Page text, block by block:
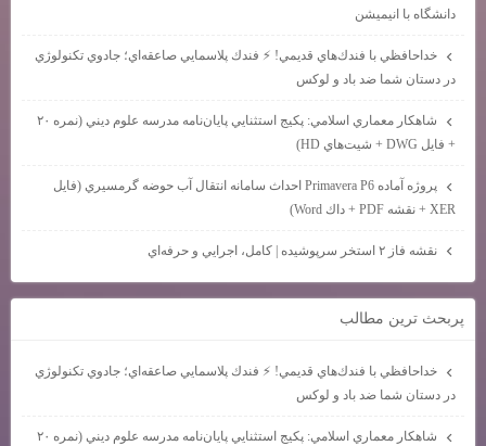
دانشگاه با انیمیشن
خداحافظي با فندك‌هاي قديمي! ⚡ فندك پلاسمايي صاعقه‌اي؛ جادوي تكنولوژي
در دستان شما ضد باد و لوكس
شاهكار معماري اسلامي: پكيج استثنايي پايان‌نامه مدرسه علوم ديني (نمره ۲۰
+ فايل DWG + شيت‌هاي HD)
پروژه آماده Primavera P6 احداث سامانه انتقال آب حوضه گرمسيري (فايل
XER + نقشه PDF + داك Word)
نقشه فاز ۲ استخر سرپوشيده | كامل، اجرايي و حرفه‌اي
پربحث ترين مطالب
خداحافظي با فندك‌هاي قديمي! ⚡ فندك پلاسمايي صاعقه‌اي؛ جادوي تكنولوژي
در دستان شما ضد باد و لوكس
شاهكار معماري اسلامي: پكيج استثنايي پايان‌نامه مدرسه علوم ديني (نمره ۲۰